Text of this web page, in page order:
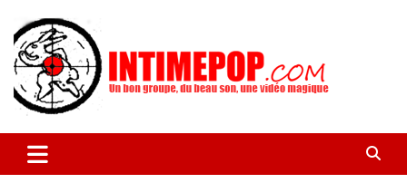
contenu
intimepop.com
actuelles pop rock, post-rock, indé sur Lyon. rock pop concert
lyon